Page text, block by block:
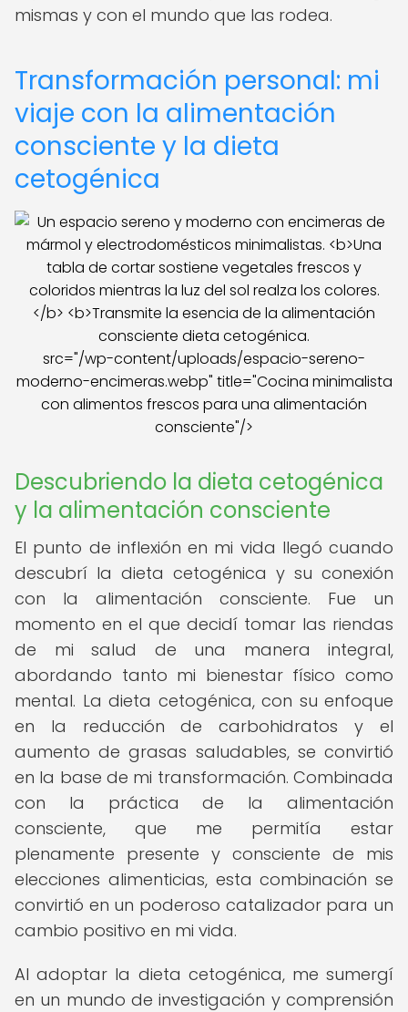
mismas y con el mundo que las rodea.
Transformación personal: mi
viaje con la alimentación
consciente y la dieta
cetogénica
src="/wp-content/uploads/espacio-sereno-
moderno-encimeras.webp" title="Cocina minimalista
con alimentos frescos para una alimentación
consciente"/>
Descubriendo la dieta cetogénica
y la alimentación consciente
El punto de inflexión en mi vida llegó cuando
descubrí la dieta cetogénica y su conexión
con la alimentación consciente. Fue un
momento en el que decidí tomar las riendas
de mi salud de una manera integral,
abordando tanto mi bienestar físico como
mental. La dieta cetogénica, con su enfoque
en la reducción de carbohidratos y el
aumento de grasas saludables, se convirtió
en la base de mi transformación. Combinada
con la práctica de la alimentación
consciente, que me permitía estar
plenamente presente y consciente de mis
elecciones alimenticias, esta combinación se
convirtió en un poderoso catalizador para un
cambio positivo en mi vida.
Al adoptar la dieta cetogénica, me sumergí
en un mundo de investigación y comprensión